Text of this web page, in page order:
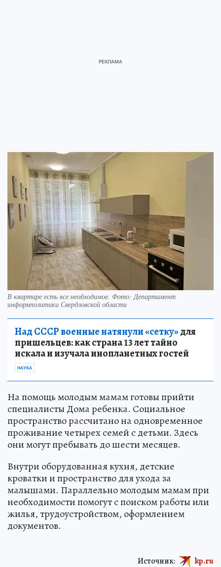
В квартире есть все необходимое. Фото: Департамент
информполитики Свердловской области
Над СССР военные натянули «сетку»для
пришельцев: как страна 13 лет тайно
искала и изучала инопланетных гостей
НАУКА
На помощь молодым мамам готовы прийти
специалисты Дома ребенка. Социальное
пространство рассчитано на одновременное
проживание четырех семей с детьми. Здесь
они могут пребывать до шести месяцев.
Внутри оборудованная кухня, детские
кроватки и пространство для ухода за
малышами. Параллельно молодым мамам при
необходимости помогут с поиском работы или
жилья, трудоустройством, оформлением
документов.
Источник: kp.ru